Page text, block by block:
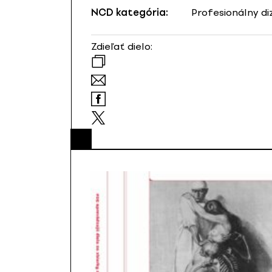
NCD kategória: Profesionálny
Zdieľať dielo: